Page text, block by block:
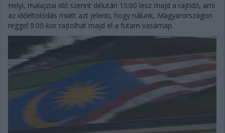
Helyi, malajziai idő szerint délután 15:00 lesz majd a rajtidő, ami
az időeltolódás miatt azt jelenti, hogy nálunk, Magyarországon
reggel 9:00-kor rajtolhat majd el a futam vasárnap.